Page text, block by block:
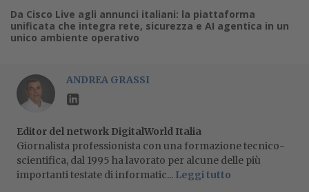
Da Cisco Live agli annunci italiani: la piattaforma
unificata che integra rete, sicurezza e AI agentica in un
unico ambiente operativo
ANDREA GRASSI
Editor del network DigitalWorld Italia
Giornalista professionista con una formazione tecnico-
scientifica, dal 1995 ha lavorato per alcune delle più
importanti testate di informatic... Leggi tutto